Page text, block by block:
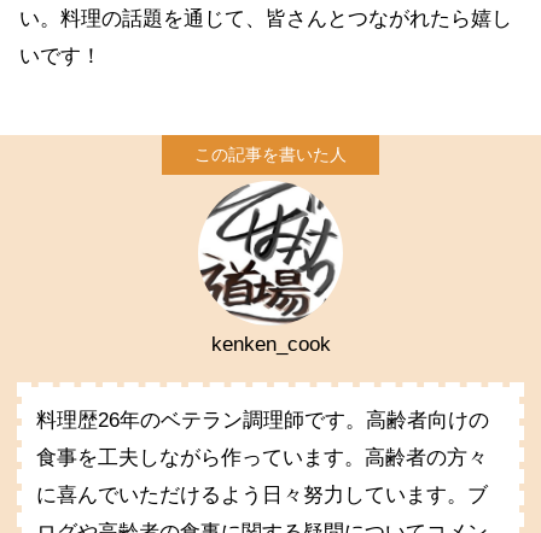
い。料理の話題を通じて、皆さんとつながれたら嬉し
いです！
kenken_cook
料理歴26年のベテラン調理師です。高齢者向けの
食事を工夫しながら作っています。高齢者の方々
に喜んでいただけるよう日々努力しています。ブ